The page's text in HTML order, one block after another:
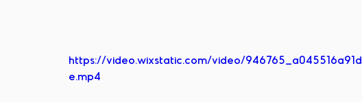
https://video.wixstatic.com/video/
e.mp4